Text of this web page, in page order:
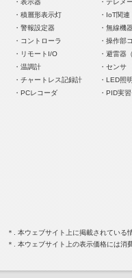
・表示器
・積層形表示灯
・警報設定器
・コントローラ
・リモートI/O
・温調計
・チャートレス記録計
・PCレコーダ
・テレメ
・IoT関連
・無線機
・操作部
・避雷器
・センサ
・LED照
・PID実
＊. 本ウェブサイト上に掲載されている
＊. 本ウェブサイト上の表示価格には消